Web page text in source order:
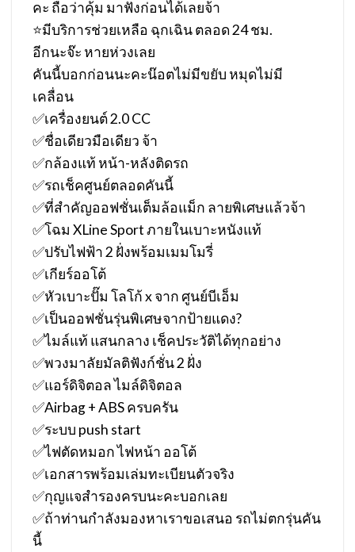
คะ ถือว่าคุ้ม มาฟังก่อนได้เลยจ้า
⭐️มีบริการช่วยเหลือ ฉุกเฉิน ตลอด 24 ชม.
อีกนะจ๊ะ หายห่วงเลย
คันนี้บอกก่อนนะคะน๊อตไม่มีขยับ หมุดไม่มี
เคลื่อน
✅เครื่องยนต์ 2.0 CC
✅ชื่อเดียวมือเดียว จ้า
✅กล้องแท้ หน้า-หลังติดรถ
✅รถเช็คศูนย์ตลอดคันนี้
✅ที่สำคัญออฟชั่นเต็มล้อแม็ก ลายพิเศษแล้วจ้า
✅โฉม XLine Sport ภายในเบาะหนังแท้
✅ปรับไฟฟ้า 2 ฝั่งพร้อมเมมโมรี่
✅เกียร์ออโต้
✅หัวเบาะปั๊ม โลโก้ x จาก ศูนย์บีเอ็ม
✅เป็นออฟชั่นรุ่นพิเศษจากป้ายแดง?
✅ไมล์แท้ แสนกลาง เช็คประวัติได้ทุกอย่าง
✅พวงมาลัยมัลติฟังก์ชั่น 2 ฝั่ง
✅แอร์ดิจิตอล ไมล์ดิจิตอล
✅Airbag + ABS ครบครัน
✅ระบบ push start
✅ไฟตัดหมอก ไฟหน้า ออโต้
✅เอกสารพร้อมเล่มทะเบียนตัวจริง
✅กุญแจสำรองครบนะคะบอกเลย
✅ถ้าท่านกำลังมองหาเราขอเสนอ รถไม่ตกรุ่นคัน
นี้